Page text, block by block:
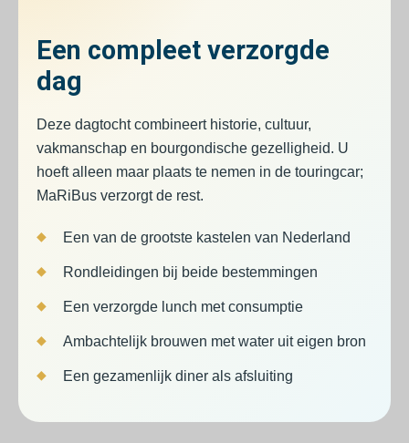
Een compleet verzorgde
dag
Deze dagtocht combineert historie, cultuur,
vakmanschap en bourgondische gezelligheid. U
hoeft alleen maar plaats te nemen in de touringcar;
MaRiBus verzorgt de rest.
Een van de grootste kastelen van Nederland
Rondleidingen bij beide bestemmingen
Een verzorgde lunch met consumptie
Ambachtelijk brouwen met water uit eigen bron
Een gezamenlijk diner als afsluiting